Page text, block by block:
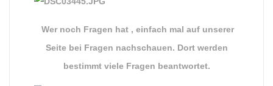
Wer noch Fragen hat , einfach mal auf unserer
Seite bei Fragen nachschauen. Dort werden
bestimmt viele Fragen beantwortet.